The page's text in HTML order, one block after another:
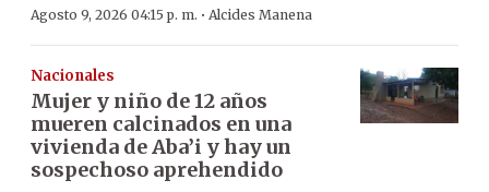
Agosto 9, 2026 04:15 p. m. · Alcides Manena
Nacionales
Mujer y niño de 12 años
mueren calcinados en una
vivienda de Aba’i y hay un
sospechoso aprehendido